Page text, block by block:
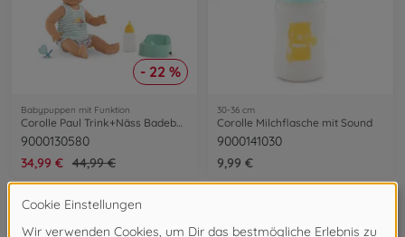
- 22 %
Babypuppen mit Funktion
9000130580
34,99 € 44,99 €
30-36 cm
Corolle Milchflasche mit Sound
9000141030
9,99 €